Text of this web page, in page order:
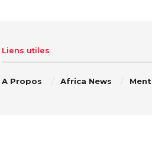
Liens utiles
A Propos Africa News